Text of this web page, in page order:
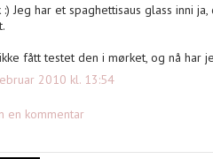
:) Jeg har et spaghettisaus glass inni
fått testet den i mørket, og nå har
2010 kl. 13:54
en kommentar